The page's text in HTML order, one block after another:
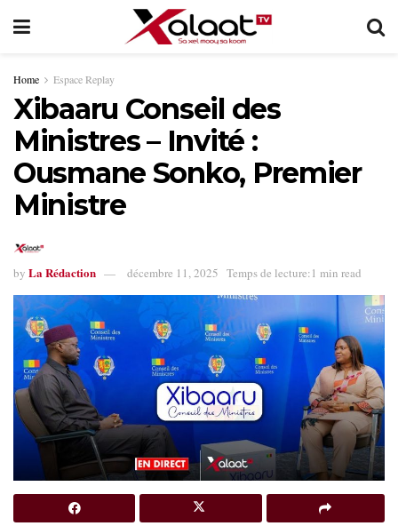
Home Espace Replay
Xibaaru Conseil des
Ministres – Invité :
Ousmane Sonko, Premier
Ministre
by La Rédaction décembre 11, 2025 Temps de lecture:1 min read